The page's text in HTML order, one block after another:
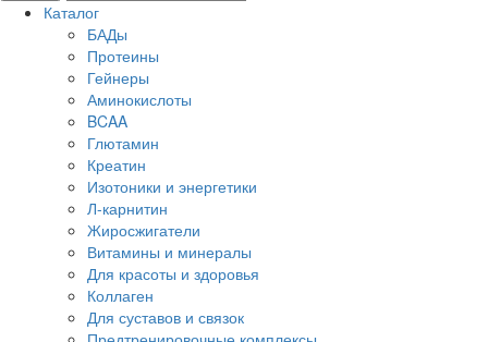
Каталог
БАДы
Протеины
Гейнеры
Аминокислоты
BCAA
Глютамин
Креатин
Изотоники и энергетики
Л-карнитин
Жиросжигатели
Витамины и минералы
Для красоты и здоровья
Коллаген
Для суставов и связок